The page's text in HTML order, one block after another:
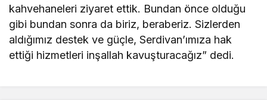
kahvehaneleri ziyaret ettik. Bundan önce olduğu
gibi bundan sonra da biriz, beraberiz. Sizlerden
aldığımız destek ve güçle, Serdivan’ımıza hak
ettiği hizmetleri inşallah kavuşturacağız” dedi.